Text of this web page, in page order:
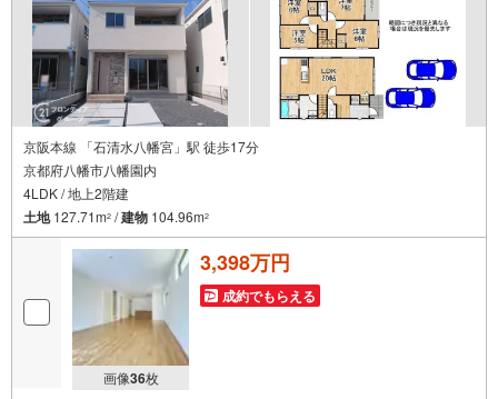
京阪本線 「石清水八幡宮」駅 徒歩17分
京都府八幡市八幡園内
4LDK / 地上2階建
土地127.71m2 /建物 104.96m2
画像36枚
3,398万円
成約でもらえる